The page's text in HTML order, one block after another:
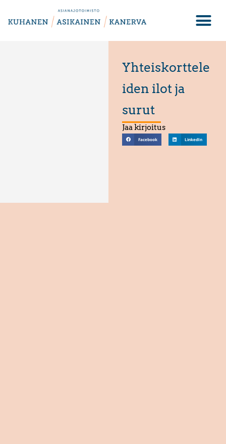
Yhteiskorttele
iden ilot ja
surut
Jaa kirjoitus
Facebook LinkedIn